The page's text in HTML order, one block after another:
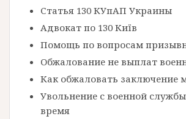
Статья 130 КУпАП Украины
Адвокат по 130 Київ
Помощь по вопросам
Обжалование не выплат
Как обжаловать заключение
Увольнение с военной
время